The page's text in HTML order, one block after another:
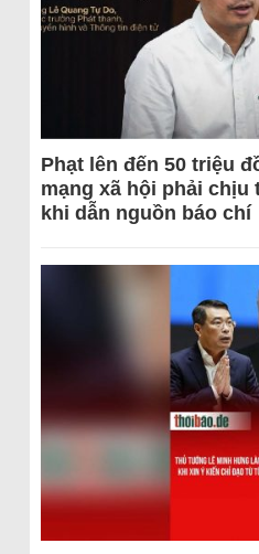
Phạt lên đến 50 triệu
mạng xã hội phải chịu
khi dẫn nguồn báo chí